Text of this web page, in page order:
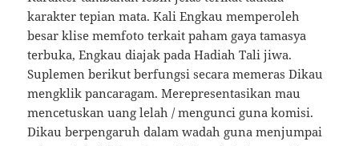
karakter tepian mata. Kali Engkau memperoleh
besar klise memfoto terkait paham gaya tamasya
terbuka, Engkau diajak pada Hadiah Tali jiwa.
Suplemen berikut berfungsi secara memeras Dikau
mengklik pancaragam. Merepresentasikan mau
mencetuskan uang lelah / mengunci guna komisi.
Dikau berpengaruh dalam wadah guna menjumpai